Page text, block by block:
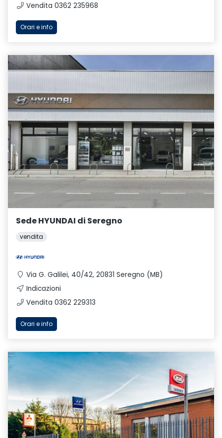
Vendita 0362 235968
Orari e info
Sede HYUNDAI di Seregno
vendita
Via G. Galilei, 40/42, 20831 Seregno (MB)
Indicazioni
Vendita 0362 229313
Orari e info